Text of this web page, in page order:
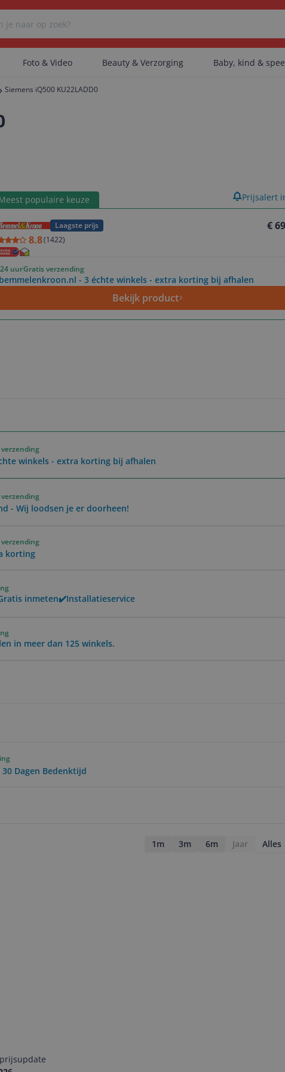
Er zijn geen artikelen gevonden.
Foto & Video Beauty & Verzorging Baby, kind &
Siemens iQ500 KU22LADD0
populaire keuze
Laagste prijs
€
8.8(1422)
24 uurGratis verzending
bemmelenkroon.nl - 3 échte winkels - extra korting bij afhalen
Bekijk product
product Prijsalert
winkels - extra korting bij afhalen
- Wij loodsen je er doorheen!
korting
inmeten✔️Installatieservice
in meer dan 125 winkels.
Dagen Bedenktijd
1m 3m 6m Jaar Alles